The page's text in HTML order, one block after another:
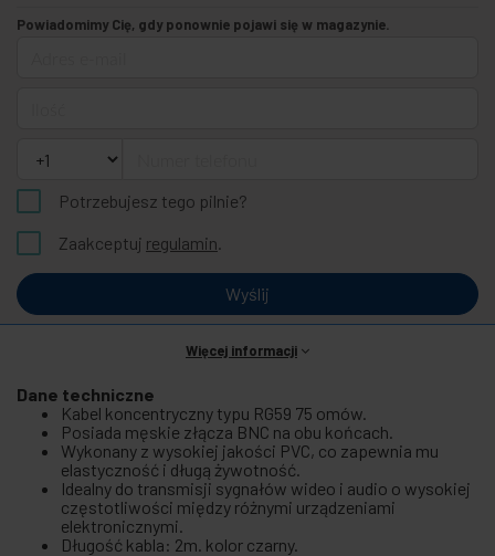
Powiadomimy Cię, gdy ponownie pojawi się w magazynie.
Potrzebujesz tego pilnie?
Zaakceptuj regulamin.
Wyślij
Więcej informacji
Dane techniczne
Kabel koncentryczny typu RG59 75 omów.
Posiada męskie złącza BNC na obu końcach.
Wykonany z wysokiej jakości PVC, co zapewnia mu
elastyczność i długą żywotność.
Idealny do transmisji sygnałów wideo i audio o wysokiej
częstotliwości między różnymi urządzeniami
elektronicznymi.
Długość kabla: 2m. kolor czarny.